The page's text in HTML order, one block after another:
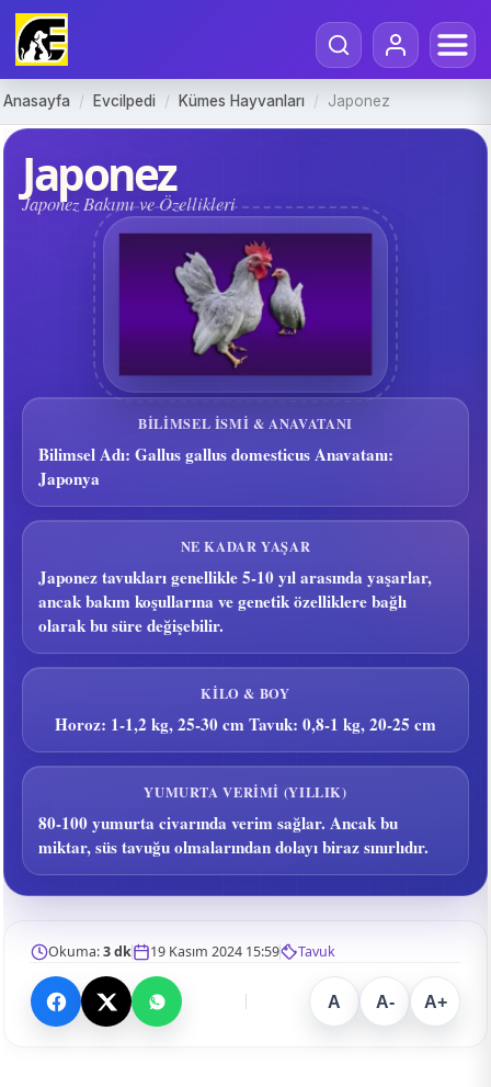
Anasayfa / Evcilpedi / Kümes Hayvanları / Japonez
Japonez
Japonez Bakımı ve Özellikleri
BILIMSEL ISMI & ANAVATANI
Bilimsel Adı: Gallus gallus domesticus Anavatanı:
Japonya
NE KADAR YAŞAR
Japonez tavukları genellikle 5-10 yıl arasında yaşarlar,
ancak bakım koşullarına ve genetik özelliklere bağlı
olarak bu süre değişebilir.
KILO & BOY
Horoz: 1-1,2 kg, 25-30 cm Tavuk: 0,8-1 kg, 20-25 cm
YUMURTA VERIMI (YILLIK)
80-100 yumurta civarında verim sağlar. Ancak bu
miktar, süs tavuğu olmalarından dolayı biraz sınırlıdır.
Okuma:3 dk 19 Kasım 2024 15:59 Tavuk
A A- A+